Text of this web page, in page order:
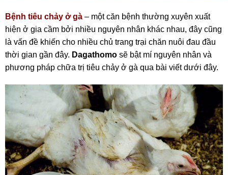
Bệnh tiêu chảy ở gà – một căn bệnh thường xuyên xuất
hiện ở gia cầm bởi nhiều nguyên nhân khác nhau, đây cũng
là vấn đề khiến cho nhiều chủ trang trại chăn nuôi đau đầu
thời gian gần đây. Dagathomo sẽ bật mí nguyên nhân và
phương pháp chữa trị tiêu chảy ở gà qua bài viết dưới đây.